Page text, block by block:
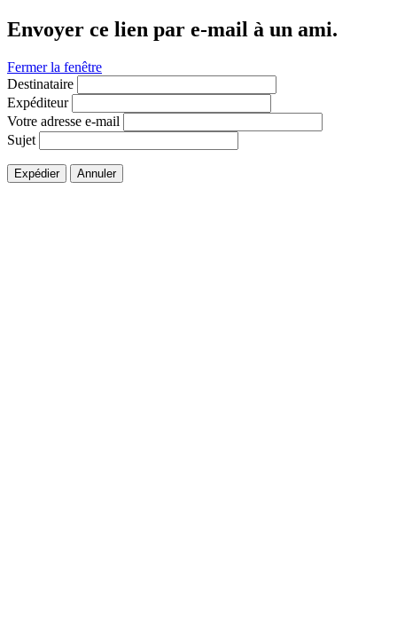
Envoyer ce lien par e-mail à un ami.
Fermer la fenêtre
Destinataire
Expéditeur
Votre adresse e-mail
Sujet
Expédier Annuler